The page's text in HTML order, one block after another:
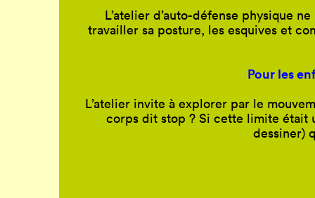
L’atelier d’auto-défense physique
travailler sa posture, les esquives et
Pour les
L’atelier invite à explorer par le
corps dit stop ? Si cette limite était
dessiner)